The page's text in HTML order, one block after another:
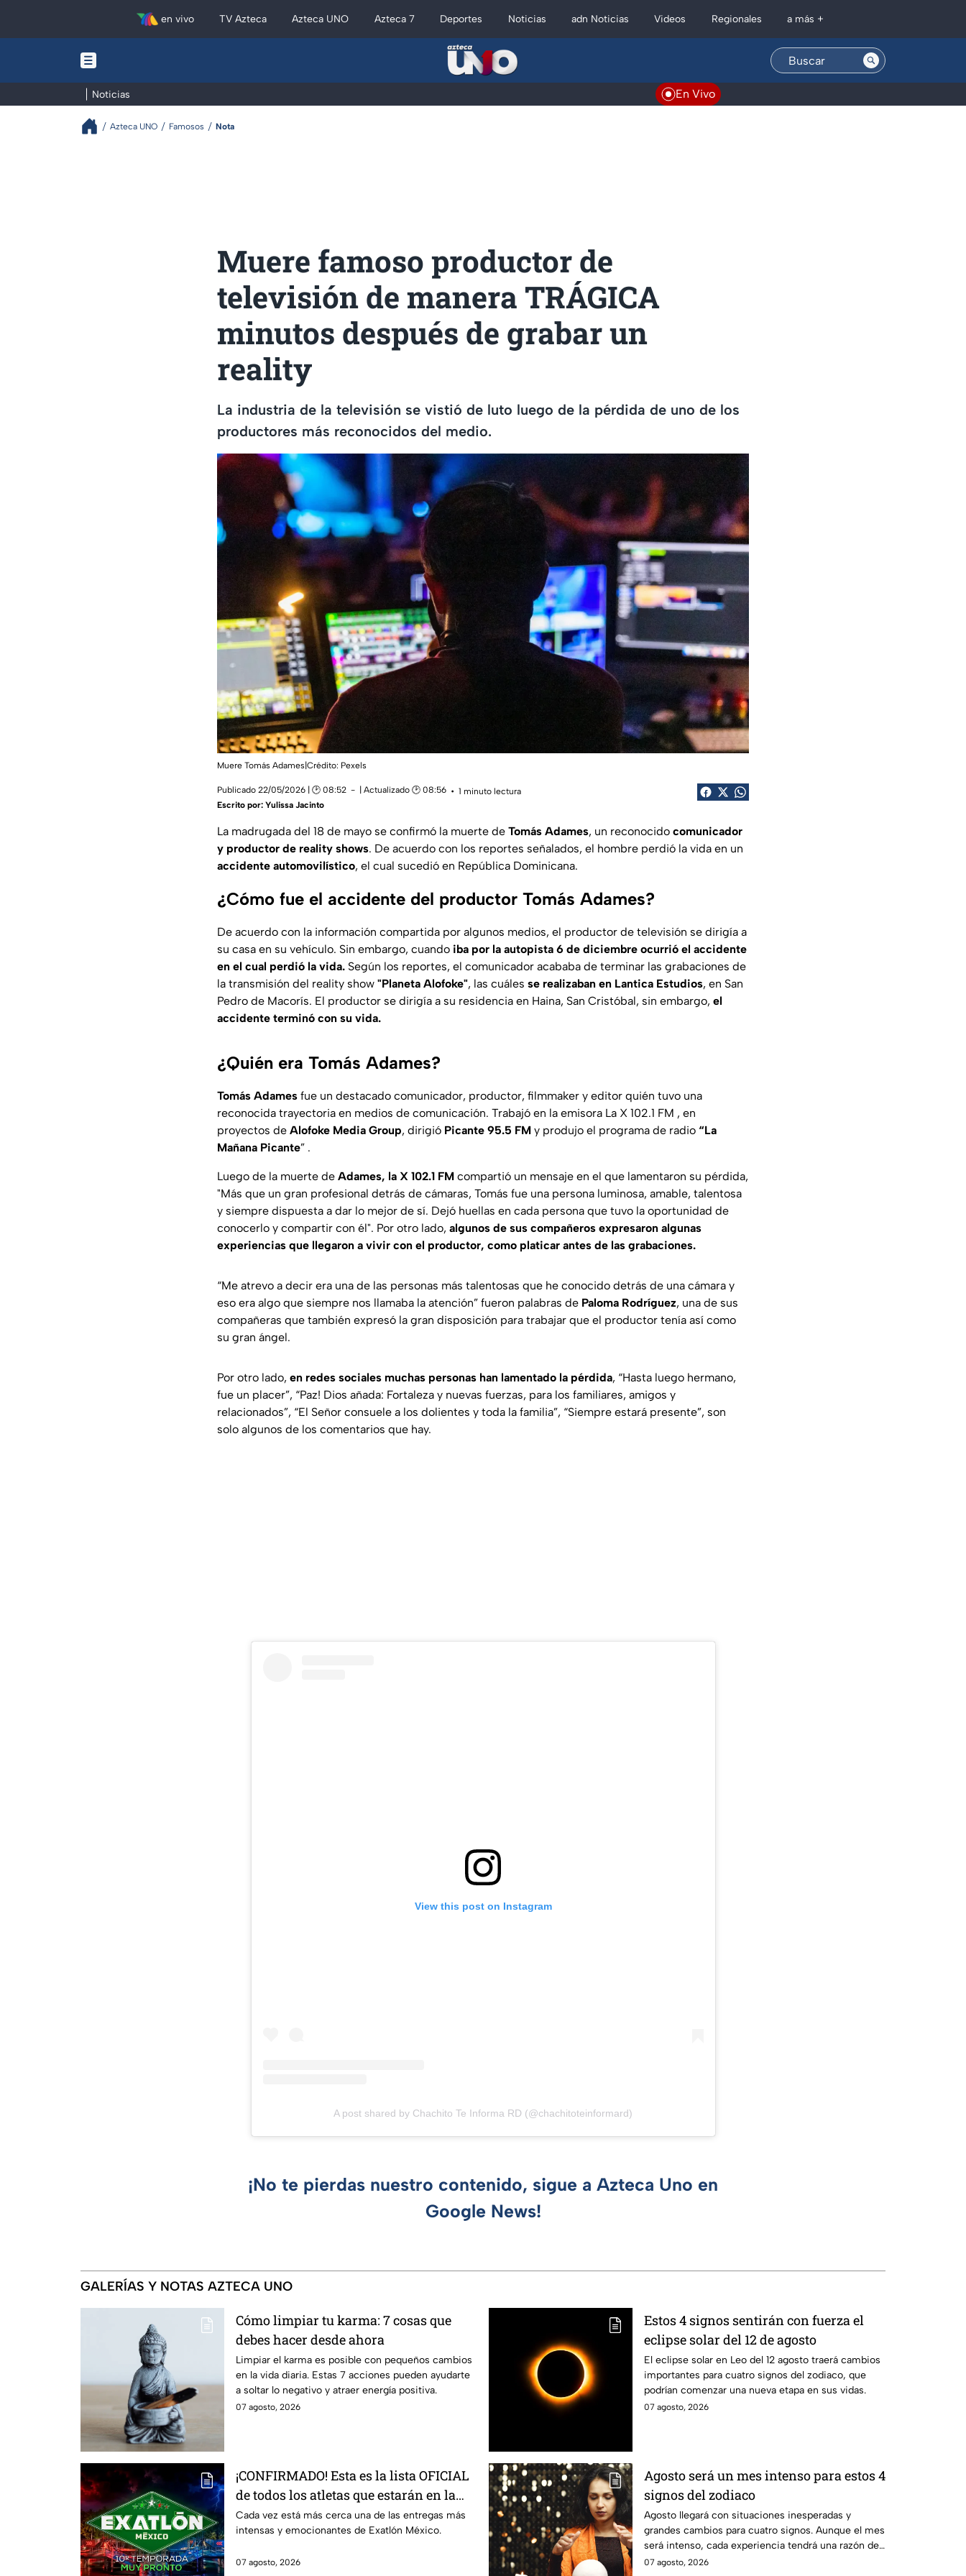
en vivo TV Azteca Azteca UNO Azteca 7 Deportes Noticias adn Noticias Videos Regionales a más +
Noticias En Vivo
Azteca UNO Famosos Nota
Muere famoso productor de
televisión de manera TRÁGICA
minutos después de grabar un
reality
La industria de la televisión se vistió de luto luego de la pérdida de uno de los
productores más reconocidos del medio.
Muere Tomás Adames|Crédito: Pexels
Publicado 22/05/2026 | 🕑 08:52 | Actualizado 🕑 08:56
1 minuto lectura
Escrito por: Yulissa Jacinto
La madrugada del 18 de mayo se confirmó la muerte de Tomás Adames, un reconocido comunicador
y productor de reality shows. De acuerdo con los reportes señalados, el hombre perdió la vida en un
accidente automovilístico, el cual sucedió en República Dominicana.
¿Cómo fue el accidente del productor Tomás Adames?
De acuerdo con la información compartida por algunos medios, el productor de televisión se dirigía a
su casa en su vehículo. Sin embargo, cuando iba por la autopista 6 de diciembre ocurrió el accidente
en el cual perdió la vida. Según los reportes, el comunicador acababa de terminar las grabaciones de
la transmisión del reality show "Planeta Alofoke", las cuáles se realizaban en Lantica Estudios, en San
Pedro de Macorís. El productor se dirigía a su residencia en Haina, San Cristóbal, sin embargo, el
accidente terminó con su vida.
¿Quién era Tomás Adames?
Tomás Adames fue un destacado comunicador, productor, filmmaker y editor quién tuvo una
reconocida trayectoria en medios de comunicación. Trabajó en la emisora La X 102.1 FM , en
proyectos de Alofoke Media Group, dirigió Picante 95.5 FM y produjo el programa de radio “La
Mañana Picante” .
Luego de la muerte de Adames, la X 102.1 FM compartió un mensaje en el que lamentaron su pérdida,
"Más que un gran profesional detrás de cámaras, Tomás fue una persona luminosa, amable, talentosa
y siempre dispuesta a dar lo mejor de sí. Dejó huellas en cada persona que tuvo la oportunidad de
conocerlo y compartir con él". Por otro lado, algunos de sus compañeros expresaron algunas
experiencias que llegaron a vivir con el productor, como platicar antes de las grabaciones.
“Me atrevo a decir era una de las personas más talentosas que he conocido detrás de una cámara y
eso era algo que siempre nos llamaba la atención” fueron palabras de Paloma Rodríguez, una de sus
compañeras que también expresó la gran disposición para trabajar que el productor tenía así como
su gran ángel.
Por otro lado, en redes sociales muchas personas han lamentado la pérdida, “Hasta luego hermano,
fue un placer”, “Paz! Dios añada: Fortaleza y nuevas fuerzas, para los familiares, amigos y
relacionados”, “El Señor consuele a los dolientes y toda la familia”, “Siempre estará presente”, son
solo algunos de los comentarios que hay.
View this post on Instagram
A post shared by Chachito Te Informa RD (@chachitoteinformard)
¡No te pierdas nuestro contenido, sigue a Azteca Uno en
Google News!
GALERÍAS Y NOTAS AZTECA UNO
Cómo limpiar tu karma: 7 cosas que
debes hacer desde ahora
Limpiar el karma es posible con pequeños cambios
en la vida diaria. Estas 7 acciones pueden ayudarte
a soltar lo negativo y atraer energía positiva.
07 agosto, 2026
Estos 4 signos sentirán con fuerza el
eclipse solar del 12 de agosto
El eclipse solar en Leo del 12 agosto traerá cambios
importantes para cuatro signos del zodiaco, que
podrían comenzar una nueva etapa en sus vidas.
07 agosto, 2026
¡CONFIRMADO! Esta es la lista OFICIAL
de todos los atletas que estarán en la
décima temporada de Exatlón México
Cada vez está más cerca una de las entregas más
intensas y emocionantes de Exatlón México.
07 agosto, 2026
Agosto será un mes intenso para estos 4
signos del zodiaco
Agosto llegará con situaciones inesperadas y
grandes cambios para cuatro signos. Aunque el mes
será intenso, cada experiencia tendrá una razón de
ser.
07 agosto, 2026